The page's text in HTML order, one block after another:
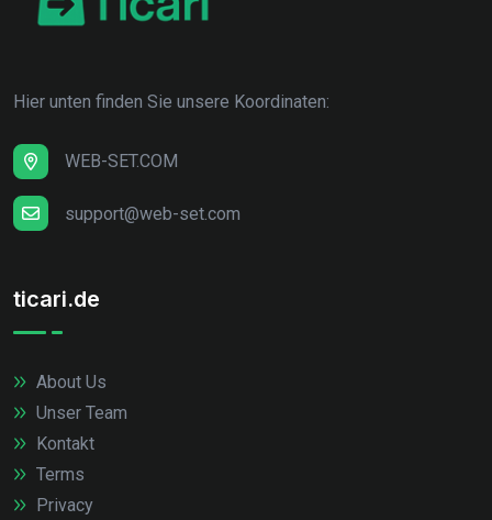
Hier unten finden Sie unsere Koordinaten:
WEB-SET.COM
support@web-set.com
ticari.de
About Us
Unser Team
Kontakt
Terms
Privacy